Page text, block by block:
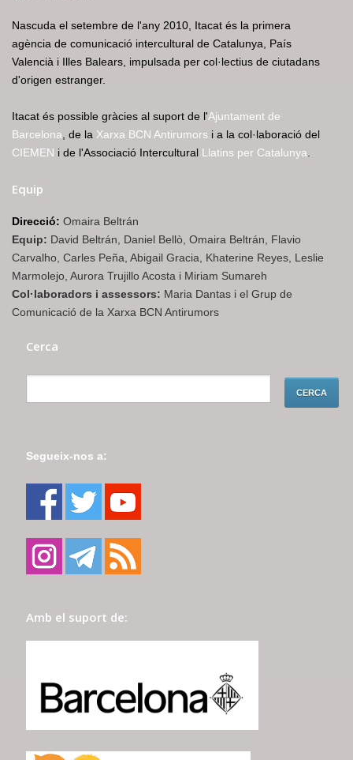
Nascuda el setembre de l'any 2010, Itacat és la primera
agència de comunicació intercultural de Catalunya, País
Valencià i Illes Balears, impulsada per col·lectius de ciutadans
d'origen estranger.
Itacat és possible gràcies al suport de l'Ajuntament de
Barcelona , de la Xarxa BCN Antirumors i a la col·laboració del
CIEMEN i de l'Associació Intercultural Llatins per Catalunya
Equip
Direcció: Omaira Beltrán
Equip: David Beltrán, Daniel Bellò, Omaira Beltrán, Flavio
Carvalho, Carles Peña, Abigail Gracia, Khaterine Reyes, Leslie
Marmolejo, Aurora Trujillo Acosta i Miriam Sumareh
Col·laboradors i assessors: Maria Dantas i el Grup de
Comunicació de la Xarxa BCN Antirumors
Cerca
Segueix-nos a:
Amb el suport de: